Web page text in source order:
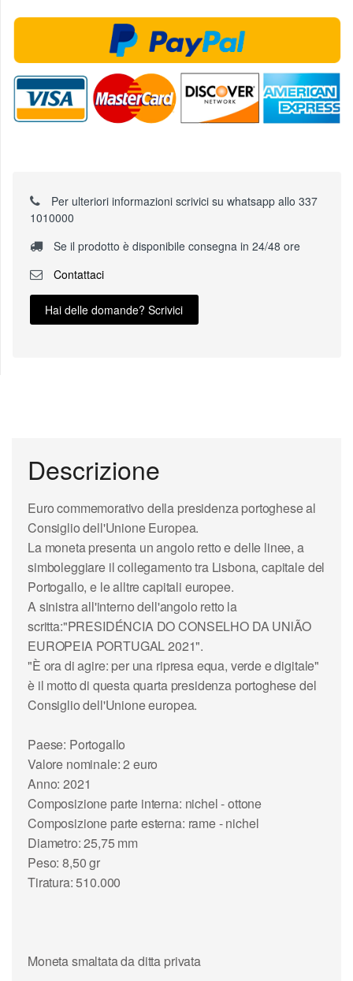
Per ulteriori informazioni scrivici su whatsapp allo 337
1010000
Se il prodotto è disponibile consegna in 24/48 ore
Contattaci
Hai delle domande? Scrivici
Descrizione
Euro commemorativo della presidenza portoghese al
Consiglio dell'Unione Europea.
La moneta presenta un angolo retto e delle linee, a
simboleggiare il collegamento tra Lisbona, capitale del
Portogallo, e le alltre capitali europee.
A sinistra all'interno dell'angolo retto la
scritta:"PRESIDÉNCIA DO CONSELHO DA UNlÃO
EUROPEIA PORTUGAL 2021".
"È ora di agire: per una ripresa equa, verde e digitale"
è il motto di questa quarta presidenza portoghese del
Consiglio dell'Unione europea.
Paese: Portogallo
Valore nominale: 2 euro
Anno: 2021
Composizione parte interna: nichel - ottone
Composizione parte esterna: rame - nichel
Diametro: 25,75 mm
Peso: 8,50 gr
Tiratura: 510.000
Moneta smaltata da ditta privata